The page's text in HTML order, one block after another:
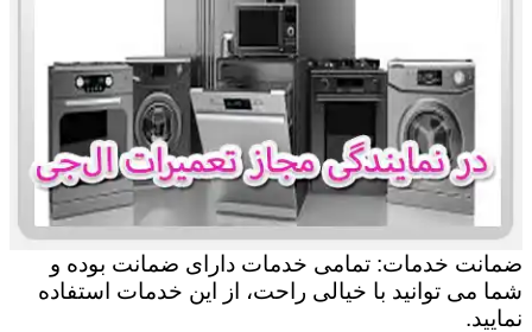
ضمانت خدمات: تمامی خدمات دارای ضمانت بوده و
شما می توانید با خیالی راحت، از این خدمات استفاده
نمایید.